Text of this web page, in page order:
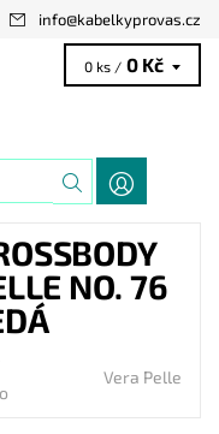
info@kabelkyprovas.cz
0 ks / 0 Kč
NO. 76
Vera Pelle